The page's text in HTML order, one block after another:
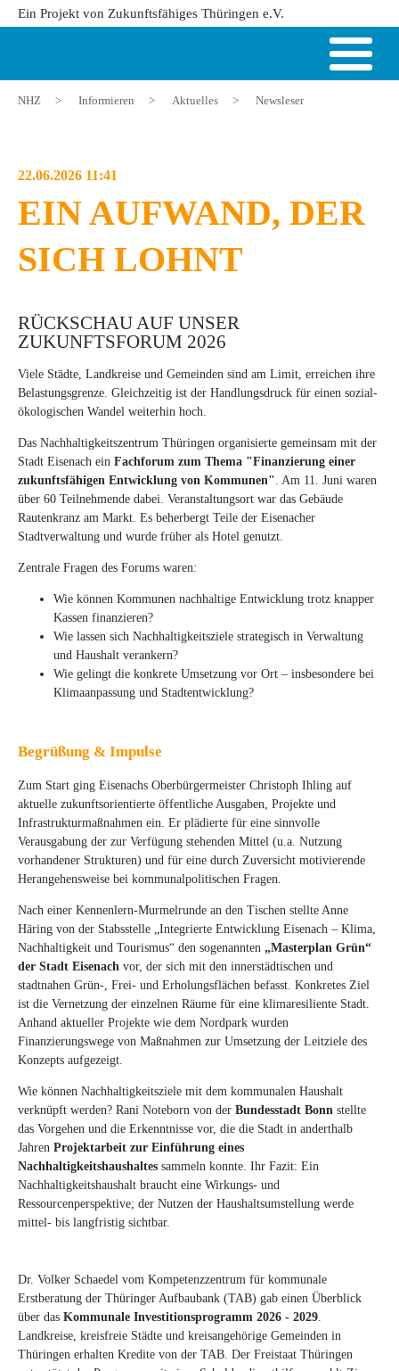
Ein Projekt von Zukunftsfähiges Thüringen e.V.
NHZ > Informieren > Aktuelles > Newsleser
22.06.2026 11:41
EIN AUFWAND, DER
SICH LOHNT
RÜCKSCHAU AUF UNSER
ZUKUNFTSFORUM 2026
Viele Städte, Landkreise und Gemeinden sind am Limit, erreichen ihre
Belastungsgrenze. Gleichzeitig ist der Handlungsdruck für einen sozial-
ökologischen Wandel weiterhin hoch.
Das Nachhaltigkeitszentrum Thüringen organisierte gemeinsam mit der
Stadt Eisenach ein Fachforum zum Thema "Finanzierung einer
zukunftsfähigen Entwicklung von Kommunen". Am 11. Juni waren
über 60 Teilnehmende dabei. Veranstaltungsort war das Gebäude
Rautenkranz am Markt. Es beherbergt Teile der Eisenacher
Stadtverwaltung und wurde früher als Hotel genutzt.
Zentrale Fragen des Forums waren:
Wie können Kommunen nachhaltige Entwicklung trotz knapper
Kassen finanzieren? ​
Wie lassen sich Nachhaltigkeitsziele strategisch in Verwaltung
und Haushalt verankern? ​
Wie gelingt die konkrete Umsetzung vor Ort – insbesondere bei
Klimaanpassung und Stadtentwicklung?
Begrüßung & Impulse
Zum Start ging Eisenachs Oberbürgermeister Christoph Ihling auf
aktuelle zukunftsorientierte öffentliche Ausgaben, Projekte und
Infrastrukturmaßnahmen ein. Er plädierte für eine sinnvolle
Verausgabung der zur Verfügung stehenden Mittel (u.a. Nutzung
vorhandener Strukturen) und für eine durch Zuversicht motivierende
Herangehensweise bei kommunalpolitischen Fragen.
Nach einer Kennenlern-Murmelrunde an den Tischen stellte Anne
Häring von der Stabsstelle „Integrierte Entwicklung Eisenach – Klima,
Nachhaltigkeit und Tourismus“ den sogenannten „Masterplan Grün“
der Stadt Eisenach vor, der sich mit den innerstädtischen und
stadtnahen Grün-, Frei- und Erholungsflächen befasst. Konkretes Ziel
ist die Vernetzung der einzelnen Räume für eine klimaresiliente Stadt.
Anhand aktueller Projekte wie dem Nordpark wurden
Finanzierungswege von Maßnahmen zur Umsetzung der Leitziele des
Konzepts aufgezeigt.
Wie können Nachhaltigkeitsziele mit dem kommunalen Haushalt
verknüpft werden? Rani Noteborn von der Bundesstadt Bonn stellte
das Vorgehen und die Erkenntnisse vor, die die Stadt in anderthalb
Jahren Projektarbeit zur Einführung eines
Nachhaltigkeitshaushaltes sammeln konnte. Ihr Fazit: Ein
Nachhaltigkeitshaushalt braucht eine Wirkungs- und
Ressourcenperspektive; der Nutzen der Haushaltsumstellung werde
mittel- bis langfristig sichtbar.
Dr. Volker Schaedel vom Kompetenzzentrum für kommunale
Erstberatung der Thüringer Aufbaubank (TAB) gab einen Überblick
über das Kommunale Investitionsprogramm 2026 - 2029.
Landkreise, kreisfreie Städte und kreisangehörige Gemeinden in
Thüringen erhalten Kredite von der TAB. Der Freistaat Thüringen